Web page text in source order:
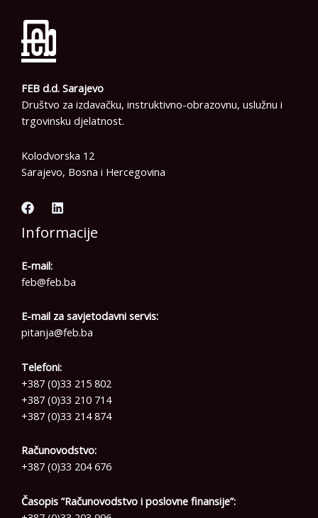
FEB d.d. Sarajevo
Društvo za izdavačku, instruktivno-obrazovnu, uslužnu i
trgovinsku djelatnost.
Kolodvorska 12
Sarajevo, Bosna i Hercegovina
Informacije
E-mail:
feb@feb.ba
E-mail za savjetodavni servis:
pitanja@feb.ba
Telefoni:
+387 (0)33 215 802
+387 (0)33 210 714
+387 (0)33 214 874
Računovodstvo:
+387 (0)33 204 676
Časopis ”Računovodstvo i poslovne finansije”: